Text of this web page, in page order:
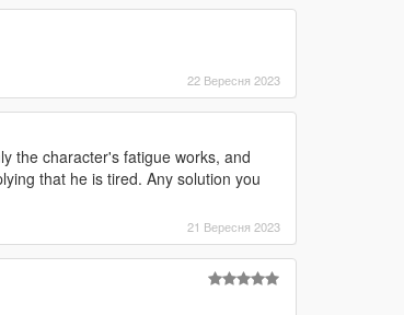
22 Вересня 2023
the character's fatigue works, and
that he is tired. Any solution you
21 Вересня 2023